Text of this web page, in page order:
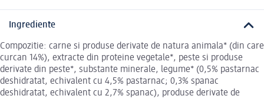
Ingrediente
Compozitie: carne si produse derivate de natura animala* (din care
curcan 14%), extracte din proteine vegetale*, peste si produse
derivate din peste*, substante minerale, legume* (0,5% pastarnac
deshidratat, echivalent cu 4,5% pastarnac; 0,3% spanac
deshidratat, echivalent cu 2,7% spanac), produse derivate de